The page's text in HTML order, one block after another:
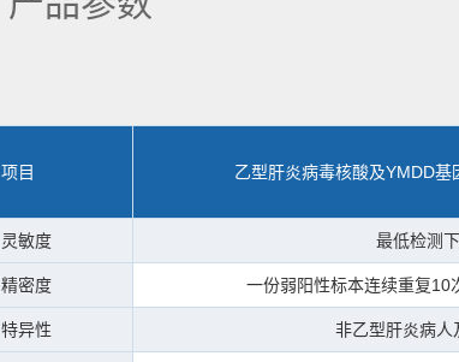
项目 乙型肝炎病毒核酸及YMDD基
灵敏度 最低检测
精密度 一份弱阳性标本连续重复10
特异性 非乙型肝炎病人